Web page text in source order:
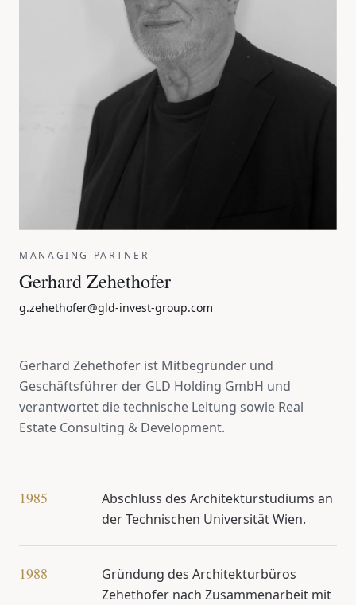
MANAGING PARTNER
Gerhard Zehethofer
g.zehethofer@gld-invest-group.com
Gerhard Zehethofer ist Mitbegründer und
Geschäftsführer der GLD Holding GmbH und
verantwortet die technische Leitung sowie Real
Estate Consulting & Development.
1985
Abschluss des Architekturstudiums an
der Technischen Universität Wien.
1988
Gründung des Architekturbüros
Zehethofer nach Zusammenarbeit mit